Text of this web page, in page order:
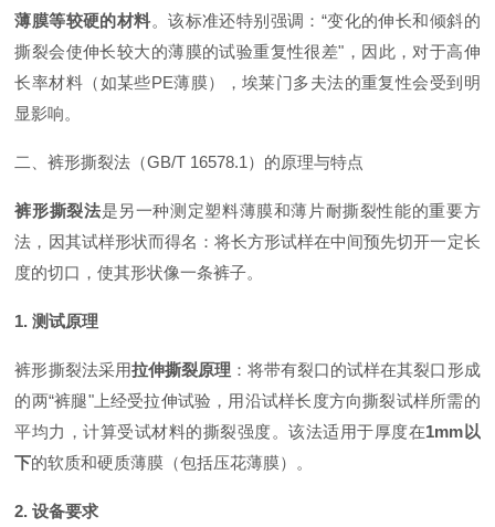
薄膜等较硬的材料。该标准还特别强调：“变化的伸长和倾斜的
撕裂会使伸长较大的薄膜的试验重复性很差" ，因此，对于高伸
长率材料（如某些PE薄膜），埃莱门多夫法的重复性会受到明
显影响。
二、裤形撕裂法（GB/T 16578.1）的原理与特点
裤形撕裂法是另一种测定塑料薄膜和薄片耐撕裂性能的重要方
法，因其试样形状而得名：将长方形试样在中间预先切开一定长
度的切口，使其形状像一条裤子。
1. 测试原理
裤形撕裂法采用拉伸撕裂原理 ：将带有裂口的试样在其裂口形成
的两“裤腿"上经受拉伸试验，用沿试样长度方向撕裂试样所需的
平均力，计算受试材料的撕裂强度。该法适用于厚度在1mm以
下的软质和硬质薄膜（包括压花薄膜）。
2. 设备要求